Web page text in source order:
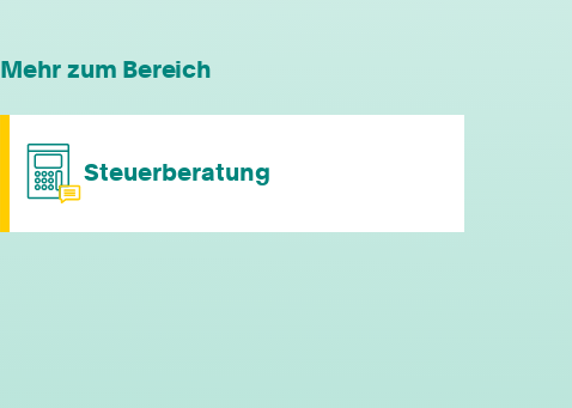
flexible Arbeitszeiten
Mehr zum Bereich
Steuerberatung